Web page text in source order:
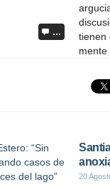
…
tienen
mente
20